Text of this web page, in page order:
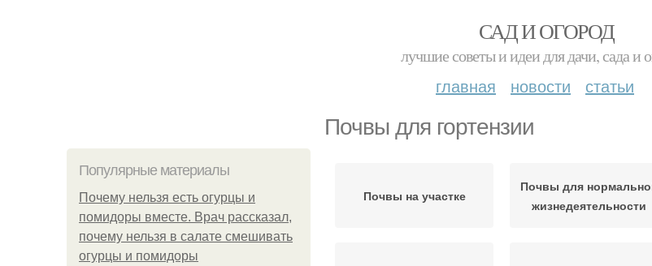
САД И ОГОРОД
лучшие советы и идеи для дачи, сада и
главная новости статьи
Почвы для гортензии
Популярные материалы
Почему нельзя есть огурцы и
помидоры вместе. Врач рассказал,
почему нельзя в салате смешивать
огурцы и помидоры
Почвы на участке
Почвы для
жизнедеятельности